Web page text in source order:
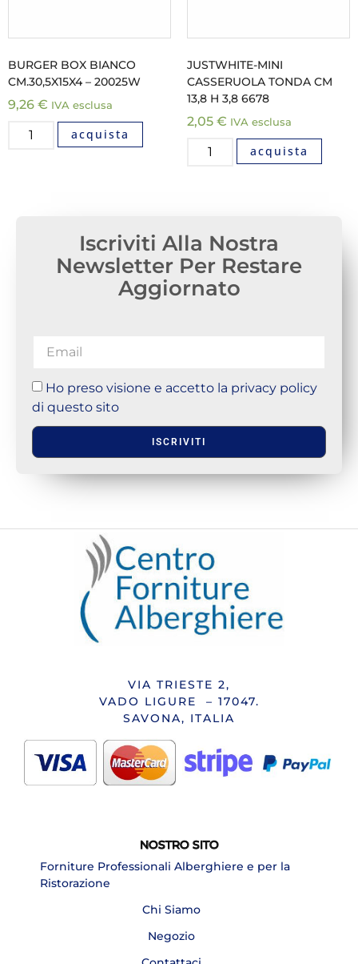
BURGER BOX BIANCO
CM.30,5X15X4 – 20025W
9,26 € IVA esclusa
acquista
JUSTWHITE-MINI
CASSERUOLA TONDA CM
13,8 H 3,8 6678
2,05 € IVA esclusa
acquista
Iscriviti Alla Nostra
Newsletter Per Restare
Aggiornato
Ho preso visione e accetto la privacy policy
di questo sito
ISCRIVITI
VIA TRIESTE 2,
VADO LIGURE – 17047.
SAVONA, ITALIA
NOSTRO SITO
Forniture Professionali Alberghiere e per la
Ristorazione
Chi Siamo
Negozio